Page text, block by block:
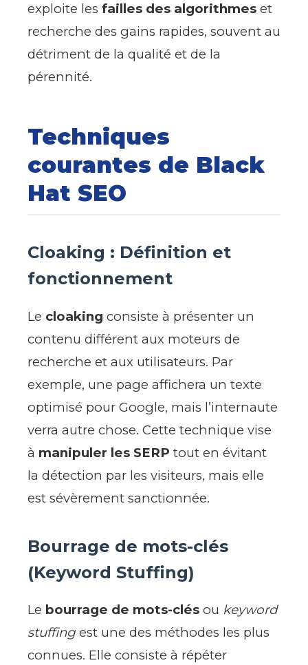
exploite les failles des algorithmes et
recherche des gains rapides, souvent au
détriment de la qualité et de la
pérennité.
Techniques
courantes de Black
Hat SEO
Cloaking : Définition et
fonctionnement
Le cloaking consiste à présenter un
contenu différent aux moteurs de
recherche et aux utilisateurs. Par
exemple, une page affichera un texte
optimisé pour Google, mais l’internaute
verra autre chose. Cette technique vise
à manipuler les SERP tout en évitant
la détection par les visiteurs, mais elle
est sévèrement sanctionnée.
Bourrage de mots-clés
(Keyword Stuffing)
Le bourrage de mots-clés ou keyword
stuffing est une des méthodes les plus
connues. Elle consiste à répéter